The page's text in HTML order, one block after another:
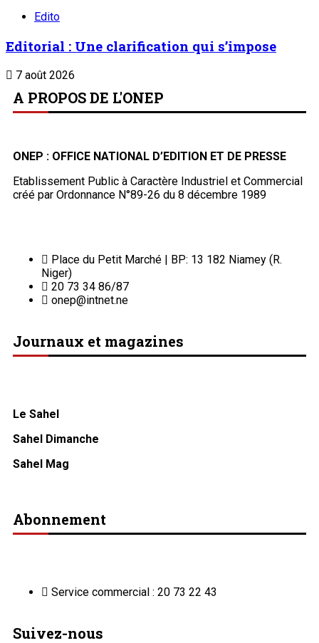
Edito
Editorial : Une clarification qui s’impose
7 août 2026
A PROPOS DE L'ONEP
ONEP : OFFICE NATIONAL D’EDITION ET DE PRESSE
Etablissement Public à Caractère Industriel et Commercial
créé par Ordonnance N°89-26 du 8 décembre 1989
Place du Petit Marché | BP: 13 182 Niamey (R.
Niger)
20 73 34 86/87
onep@intnet.ne
Journaux et magazines
Le Sahel
Sahel Dimanche
Sahel Mag
Abonnement
Service commercial : 20 73 22 43
Suivez-nous